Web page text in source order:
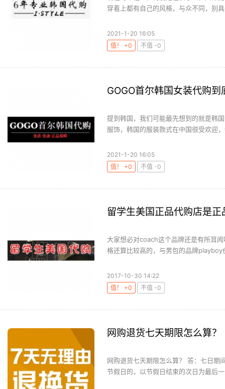
穿着上都有自己的风格，与众不同，别
2021-1-20 16:05
值！ +0
不值 -0
GOGO首尔韩国女装代购到
提到韩国，我们可能最先想到的就是韩
服饰，韩国的服装款式在中国很受欢迎
2021-1-20 16:05
值！ +0
不值 -0
留学生美国正品代购店是正
大家想必对coach这个品牌还是有所耳
格还算比较高的，与男包的品牌
2017-10-30 14:22
值！ +0
不值 -0
网购退货七天期限怎么算？
网购退货七天期限怎么算？ 答：七日期
节假日的，以节假日结束的次日为最后